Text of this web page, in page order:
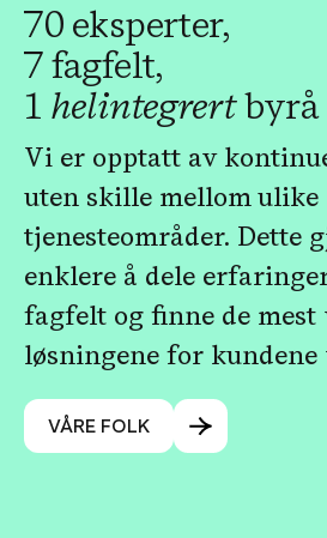
70 eksperter,
7 fagfelt,
1 helintegrertbyrå
Vi er opptatt av
uten skille mellom ulike
tjenesteområder. Dette
enklere å dele
fagfelt og finne de
løsningene for kundene
VÅRE FOLK